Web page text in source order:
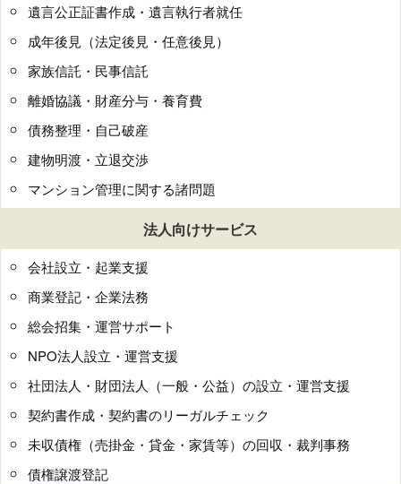
遺言公正証書作成・遺言執行者就任
成年後見（法定後見・任意後見）
家族信託・民事信託
離婚協議・財産分与・養育費
債務整理・自己破産
建物明渡・立退交渉
マンション管理に関する諸問題
法人向けサービス
会社設立・起業支援
商業登記・企業法務
総会招集・運営サポート
NPO法人設立・運営支援
社団法人・財団法人（一般・公益）の設立・運営支援
契約書作成・契約書のリーガルチェック
未収債権（売掛金・貸金・家賃等）の回収・裁判事務
債権譲渡登記